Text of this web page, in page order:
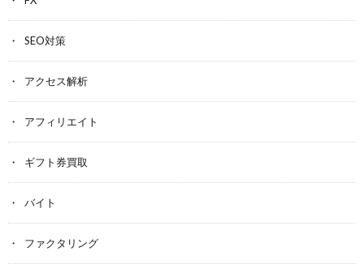
SEO対策
アクセス解析
アフィリエイト
ギフト券買取
バイト
ファクタリング